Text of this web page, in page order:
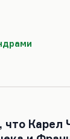
любимых
или
изКарел